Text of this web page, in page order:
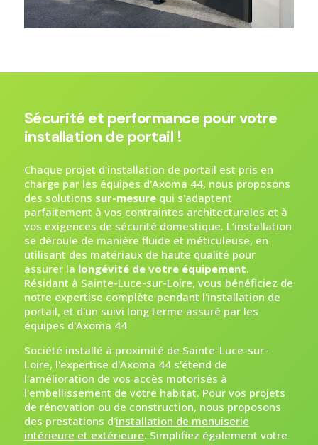
Sécurité et performance pour votre
installation de portail !
Chaque projet d'installation de portail est pris en
charge par les équipes d'Axoma 44, nous proposons
des solutions sur-mesurequi s'adaptent
parfaitement à vos contraintes architecturales et à
vos exigences de sécurité domestique. L’installation
se déroule de manière fluide et méticuleuse, en
utilisant des matériaux de haute qualité pour
assurer la longévité de votre équipement.
Résidant à Sainte-Luce-sur-Loire, vous bénéficiez de
notre expertise complète pendant l'installation de
portail, et d'un suivi long terme assuré par les
équipes d'Axoma 44
Société installé à proximité de Sainte-Luce-sur-
Loire, l'expertise d'Axoma 44 s'étend de
l'amélioration de vos accès motorisés à
l'embellissement de votre habitat. Pour vos projets
de rénovation ou de construction, nous proposons
des prestations d'installation de menuiserie
intérieure et extérieure. Simplifiez également votre